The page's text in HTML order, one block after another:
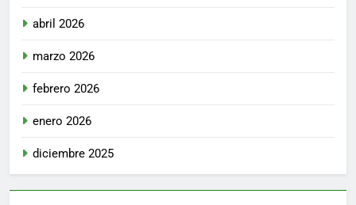
abril 2026
marzo 2026
febrero 2026
enero 2026
diciembre 2025